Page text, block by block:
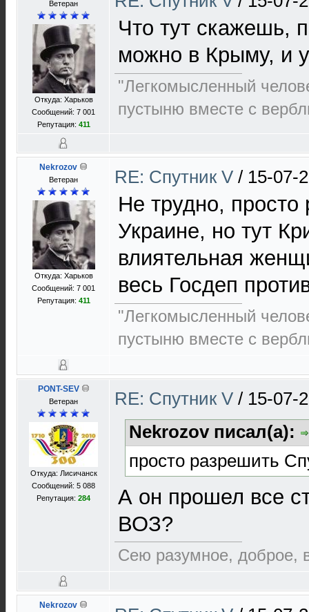
Ветеран
Откуда: Харьков
Сообщений: 7 001
Репутация: 411
Что тут скажешь,
можно в Крыму, и
"Легкомысленный
пустыню вместе с
Nekrozov
Ветеран
Откуда: Харьков
Сообщений: 7 001
Репутация: 411
RE: Спутник V / 15-07-
Не трудно,
Украине, но тут
влиятельная
весь Госдеп
"Легкомысленный
пустыню вместе с
PONT-SEV
Ветеран
Откуда: Лисичанск
Сообщений: 5 088
Репутация: 284
RE: Спутник V / 15-07-
Nekrozov писал(а):
просто разрешить
А он прошел все
ВОЗ?
Сею разумное, доброе,
Nekrozov